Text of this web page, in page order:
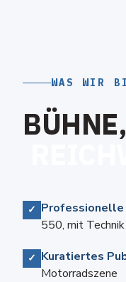
WAS WIR
BÜHNE,
✓ Professionelle
550, mit
✓ Kuratiertes
Motorradszene